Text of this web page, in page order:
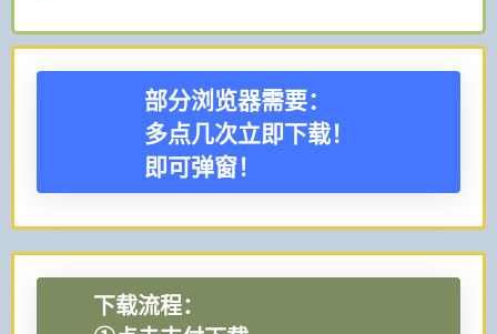
部分浏览器需要：
多点几次立即下载！
即可弹窗！
下载流程：